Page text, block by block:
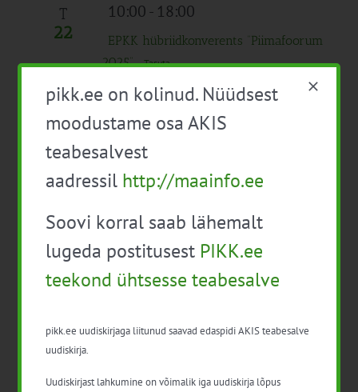
T
22
10:00- 18:00
EPKK hübriidkonverents “Piimafoorum
2025” Tasuta
september 2025
K
24
11:00- 17:00
24.09 Maisisilo õpiring
25
Kogu päev
Jätkusuutlikud praktikad ja
innovatsioonid
R
26
Kogu päev
Jätkusuutlikud praktikad ja
pikk.ee on kolinud. Nüüdsest
moodustame osa AKIS
teabesalvest
aadressil http://maainfo.ee
Soovi korral saab lähemalt
lugeda postitusest PIKK.ee
teekond ühtsesse teabesalve
pikk.ee uudiskirjaga liitunud saavad edaspidi AKIS teabesalve
uudiskirja.
Uudiskirjast lahkumine on võimalik iga uudiskirja lõpus